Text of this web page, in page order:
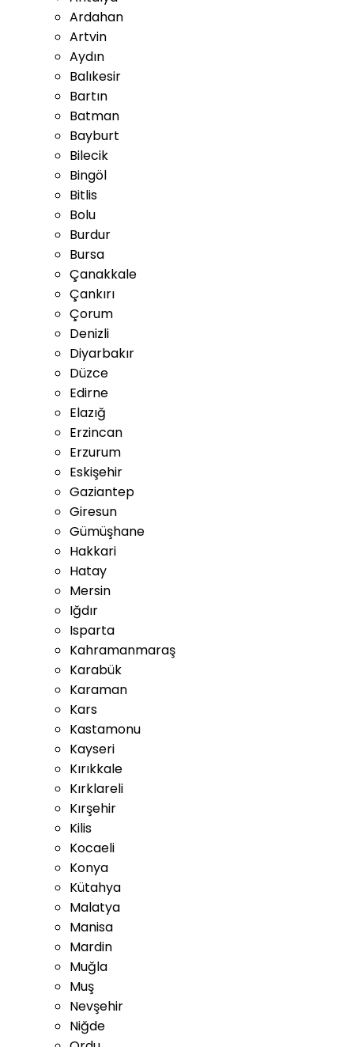
Ardahan
Artvin
Aydın
Balıkesir
Bartın
Batman
Bayburt
Bilecik
Bingöl
Bitlis
Bolu
Burdur
Bursa
Çanakkale
Çankırı
Çorum
Denizli
Diyarbakır
Düzce
Edirne
Elazığ
Erzincan
Erzurum
Eskişehir
Gaziantep
Giresun
Gümüşhane
Hakkari
Hatay
Mersin
Iğdır
Isparta
Kahramanmaraş
Karabük
Karaman
Kars
Kastamonu
Kayseri
Kırıkkale
Kırklareli
Kırşehir
Kilis
Kocaeli
Konya
Kütahya
Malatya
Manisa
Mardin
Muğla
Muş
Nevşehir
Niğde